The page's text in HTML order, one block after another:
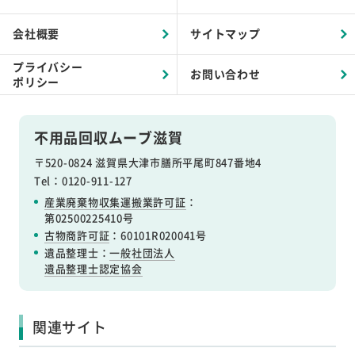
不用品回収ムーブ滋賀
〒520-0824 滋賀県大津市膳所平尾町847番地4
Tel：0120-911-127
産業廃棄物収集運搬業許可証 ：
第02500225410号
古物商許可証 ：60101R020041号
遺品整理士：一般社団法人
遺品整理士認定協会
会社概要 サイトマップ
プライバシー
ポリシー
お問い合わせ
関連サイト